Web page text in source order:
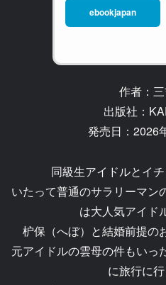
ebookjapan
作者：
出版社：
発売日：2026
同級生アイドルとイ
いたって普通のサラリーマン
は大人気アイド
枦保（へぼ）と結婚前提の
元アイドルの雲母の件もいっ
に旅行に行